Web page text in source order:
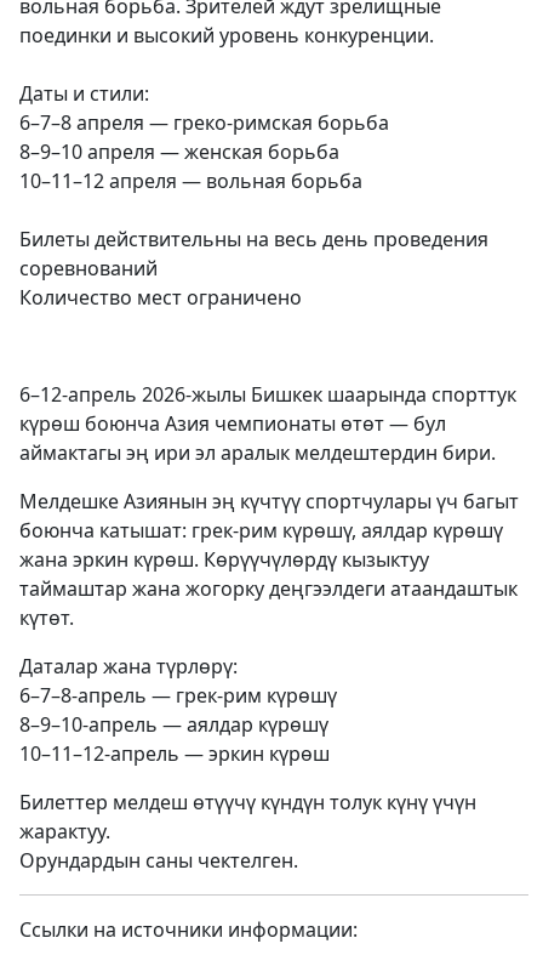
вольная борьба. Зрителей ждут зрелищные
поединки и высокий уровень конкуренции.
Даты и стили:
6–7–8 апреля — греко-римская борьба
8–9–10 апреля — женская борьба
10–11–12 апреля — вольная борьба
Билеты действительны на весь день проведения
соревнований
Количество мест ограничено
6–12-апрель 2026-жылы Бишкек шаарында спорттук
күрөш боюнча Азия чемпионаты өтөт — бул
аймактагы эң ири эл аралык мелдештердин бири.
Мелдешке Азиянын эң күчтүү спортчулары үч багыт
боюнча катышат: грек-рим күрөшү, аялдар күрөшү
жана эркин күрөш. Көрүүчүлөрдү кызыктуу
таймаштар жана жогорку деңгээлдеги атаандаштык
күтөт.
Даталар жана түрлөрү:
6–7–8-апрель — грек-рим күрөшү
8–9–10-апрель — аялдар күрөшү
10–11–12-апрель — эркин күрөш
Билеттер мелдеш өтүүчү күндүн толук күнү үчүн
жарактуу.
Орундардын саны чектелген.
Ссылки на источники информации: